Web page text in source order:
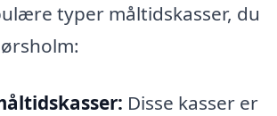
typer måltidskasser, du
Disse kasser er